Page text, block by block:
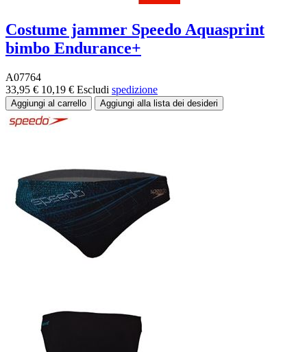
Costume jammer Speedo Aquasprint
bimbo Endurance+
A07764
33,95 € 10,19 € Escludi spedizione